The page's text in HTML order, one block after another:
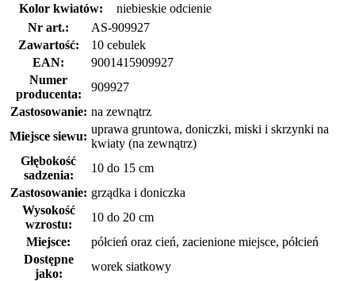
Kolor kwiatów:
niebieskie odcienie
Nr art.:
AS-909927
Zawartość:
10 cebulek
EAN:
9001415909927
Numer
producenta:
909927
Zastosowanie: na zewnątrz
Miejsce siewu:
uprawa gruntowa, doniczki, miski i skrzynki na
kwiaty (na zewnątrz)
Głębokość
sadzenia:
10 do 15 cm
Zastosowanie: grządka i doniczka
Wysokość
wzrostu:
10 do 20 cm
Miejsce:
półcień oraz cień, zacienione miejsce, półcień
Dostępne
jako:
worek siatkowy